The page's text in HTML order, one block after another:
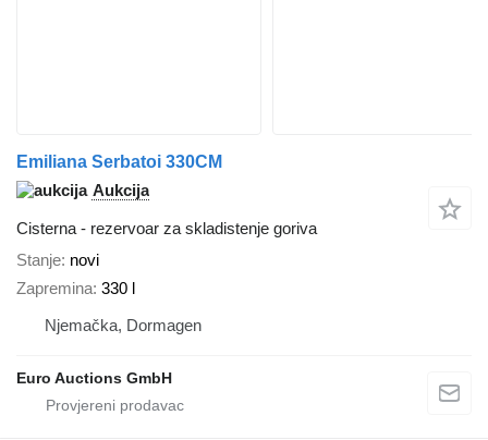
Emiliana Serbatoi 330CM
Aukcija
Cisterna - rezervoar za skladistenje goriva
Stanje novi
Zapremina 330 l
Njemačka, Dormagen
Euro Auctions GmbH